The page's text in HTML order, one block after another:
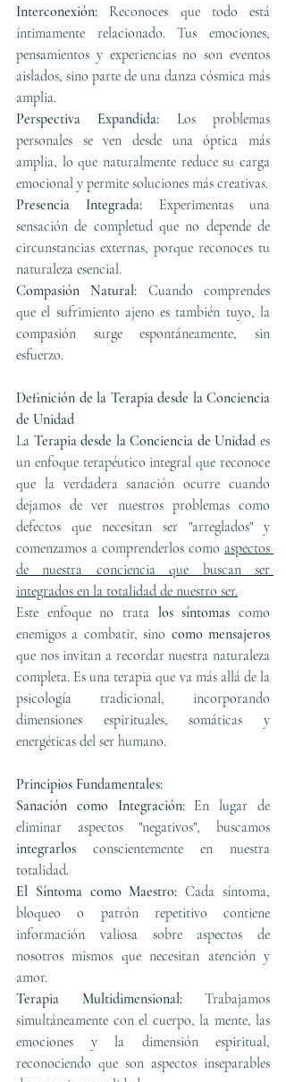
Interconexión: Reconoces que todo está
íntimamente relacionado. Tus emociones,
pensamientos y experiencias no son eventos
aislados, sino parte de una danza cósmica más
amplia.
Perspectiva Expandida: Los problemas
personales se ven desde una óptica más
amplia, lo que naturalmente reduce su carga
emocional y permite soluciones más creativas.
Presencia Integrada: Experimentas una
sensación de completud que no depende de
circunstancias externas, porque reconoces tu
naturaleza esencial.
Compasión Natural: Cuando comprendes
que el sufrimiento ajeno es también tuyo, la
compasión surge espontáneamente, sin
esfuerzo.
Definición de la Terapia desde la Conciencia
de Unidad
La Terapia desde la Conciencia de Unidad es
un enfoque terapéutico integral que reconoce
que la verdadera sanación ocurre cuando
dejamos de ver nuestros problemas como
defectos que necesitan ser "arreglados" y
comenzamos a comprenderlos como aspectos
de nuestra conciencia que buscan ser
integrados en la totalidad de nuestro ser.
Este enfoque no trata los síntomas como
enemigos a combatir, sino como mensajeros
que nos invitan a recordar nuestra naturaleza
completa. Es una terapia que va más allá de la
psicología tradicional, incorporando
dimensiones espirituales, somáticas y
energéticas del ser humano.
Principios Fundamentales:
Sanación como Integración: En lugar de
integrarlos conscientemente en nuestra
totalidad.
El Síntoma como Maestro: Cada síntoma,
bloqueo o patrón repetitivo contiene
información valiosa sobre aspectos de
nosotros mismos que necesitan atención y
amor.
Terapia Multidimensional: Trabajamos
simultáneamente con el cuerpo, la mente, las
emociones y la dimensión espiritual,
reconociendo que son aspectos inseparables